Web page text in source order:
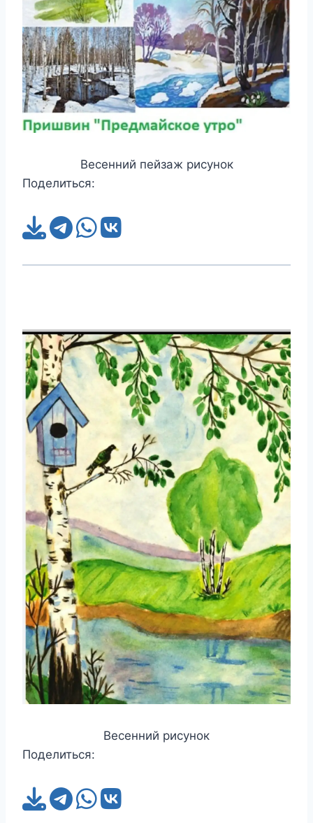
Весенний пейзаж рисунок
Поделиться:
Весенний рисунок
Поделиться: